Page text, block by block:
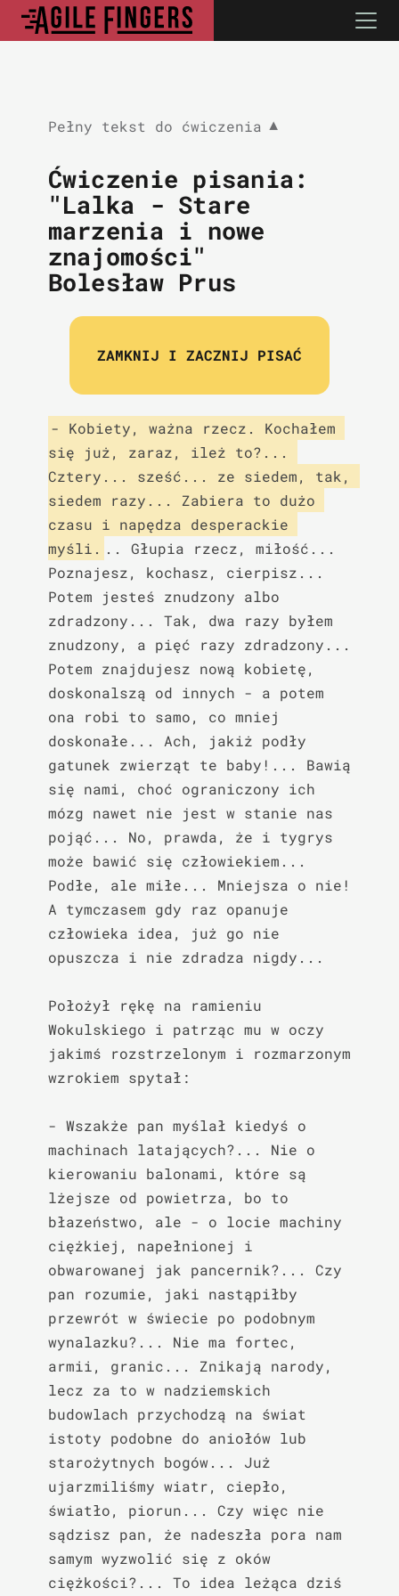
Pełny tekst do ćwiczenia ▼
Ćwiczenie pisania:
"Lalka - Stare
marzenia i nowe
znajomości"
Bolesław Prus
ZAMKNIJ I ZACZNIJ PISAĆ
- Kobiety, ważna rzecz. Kochałem
się już, zaraz, ileż to?...
Cztery... sześć... ze siedem, tak,
siedem razy... Zabiera to dużo
czasu i napędza desperackie
myśli. .. Głupia rzecz, miłość...
Poznajesz, kochasz, cierpisz...
Potem jesteś znudzony albo
zdradzony... Tak, dwa razy byłem
znudzony, a pięć razy zdradzony...
Potem znajdujesz nową kobietę,
doskonalszą od innych - a potem
ona robi to samo, co mniej
doskonałe... Ach, jakiż podły
gatunek zwierząt te baby!... Bawią
się nami, choć ograniczony ich
mózg nawet nie jest w stanie nas
pojąć... No, prawda, że i tygrys
może bawić się człowiekiem...
Podłe, ale miłe... Mniejsza o nie!
A tymczasem gdy raz opanuje
człowieka idea, już go nie
opuszcza i nie zdradza nigdy...
Położył rękę na ramieniu
Wokulskiego i patrząc mu w oczy
jakimś rozstrzelonym i rozmarzonym
wzrokiem spytał:
- Wszakże pan myślał kiedyś o
machinach latających?... Nie o
kierowaniu balonami, które są
lżejsze od powietrza, bo to
błazeństwo, ale - o locie machiny
ciężkiej, napełnionej i
obwarowanej jak pancernik?... Czy
pan rozumie, jaki nastąpiłby
przewrót w świecie po podobnym
wynalazku?... Nie ma fortec,
armii, granic... Znikają narody,
lecz za to w nadziemskich
budowlach przychodzą na świat
istoty podobne do aniołów lub
starożytnych bogów... Już
ujarzmiliśmy wiatr, ciepło,
światło, piorun... Czy więc nie
sądzisz pan, że nadeszła pora nam
samym wyzwolić się z oków
ciężkości?... To idea leżąca dziś